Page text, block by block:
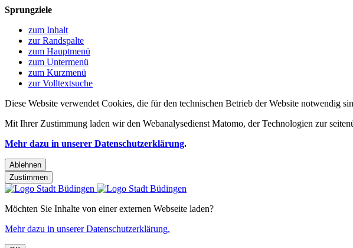
Sprungziele
zum Inhalt
zur Randspalte
zum Hauptmenü
zum Untermenü
zum Kurzmenü
zur Volltextsuche
Diese Website verwendet Cookies, die für den technischen Betrieb der Website notwendig
Mit Ihrer Zustimmung laden wir den Webanalysedienst Matomo, der Technologien zur
Mehr dazu in unserer Datenschutzerklärung.
Ablehnen
Zustimmen
Möchten Sie Inhalte von einer externen Webseite laden?
Mehr dazu in unserer Datenschutzerklärung.